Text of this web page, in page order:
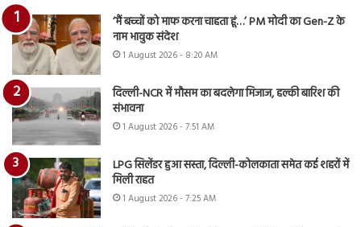
‘मैं बच्चों को माफ करना चाहता हूं…’ PM मोदी का Gen-Z के
नाम भावुक संदेश
1 August 2026 - 8:20 AM
दिल्ली-NCR में मौसम का बदलेगा मिजाज, हल्की बारिश की
संभावना
1 August 2026 - 7:51 AM
LPG सिलेंडर हुआ सस्ता, दिल्ली-कोलकाता समेत कई शहरों में
मिली राहत
1 August 2026 - 7:25 AM